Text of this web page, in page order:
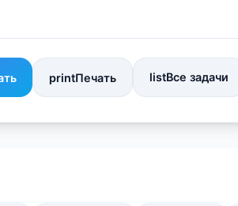
printПечать listВсе задачи